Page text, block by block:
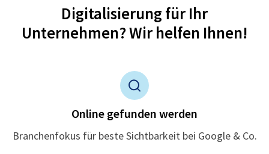
Digitalisierung für Ihr
Unternehmen? Wir helfen Ihnen!
Online gefunden werden
Branchenfokus für beste Sichtbarkeit bei Google & Co.